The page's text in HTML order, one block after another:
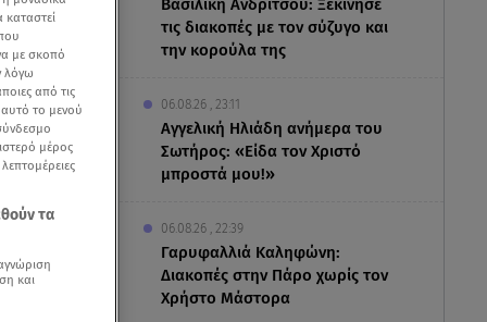
Βασιλική Ανδρίτσου: Ξεκίνησε
τις διακοπές με τον σύζυγο και
την κορούλα της
06.08.26 , 23:11
Αγγελική Ηλιάδη ανήμερα του
Σωτήρος: «Είδα τον Χριστό
μπροστά μου!»
06.08.26 , 22:39
Γαρυφαλλιά Καληφώνη:
Διακοπές στην Πάρο χωρίς τον
Χρήστο Μάστορα
με σκοπό
λόγω
από τις
αυτό το μενού
μέρος
τα
και